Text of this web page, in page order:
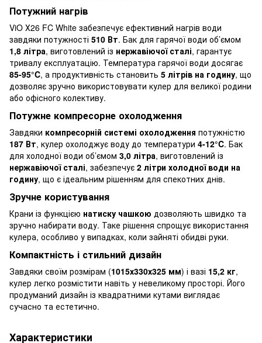
Потужний нагрів
ViO Х26 FC White забезпечує ефективний нагрів води
завдяки потужності 510 Вт. Бак для гарячої води об’ємом
1,8 літра, виготовлений із нержавіючої сталі, гарантує
тривалу експлуатацію. Температура гарячої води досягає
85-95°C, а продуктивність становить 5 літрів на годину, що
дозволяє зручно використовувати кулер для великої родини
або офісного колективу.
Потужне компресорне охолодження
Завдяки компресорній системі охолодження потужністю
187 Вт, кулер охолоджує воду до температури 4-12°C. Бак
для холодної води об’ємом 3,0 літра, виготовлений із
нержавіючої сталі, забезпечує 2 літри холодної води на
годину, що є ідеальним рішенням для спекотних днів.
Зручне користування
Крани із функцією натиску чашкою дозволяють швидко та
зручно набирати воду. Таке рішення спрощує використання
кулера, особливо у випадках, коли зайняті обидві руки.
Компактність і стильний дизайн
Завдяки своїм розмірам (1015х330х325 мм) і вазі 15,2 кг,
кулер легко розмістити навіть у невеликому просторі. Його
продуманий дизайн із квадратними кутами виглядає
сучасно та естетично.
Характеристики